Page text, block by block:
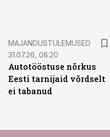
MAJANDUSTULEMUSED
31.07.26, 08:20
Autotööstuse nõrkus
Eesti tarnijaid võrdselt
ei tabanud